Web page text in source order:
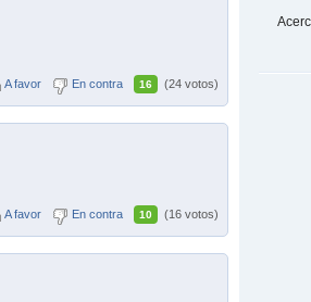
A favor En contra 16 (24 votos)
A favor En contra 10 (16 votos)